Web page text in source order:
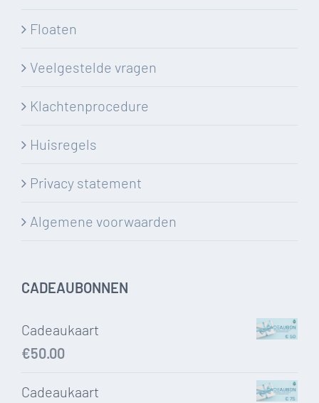
Floaten
Veelgestelde vragen
Klachtenprocedure
Huisregels
Privacy statement
Algemene voorwaarden
CADEAUBONNEN
Cadeaukaart
€50.00
Cadeaukaart